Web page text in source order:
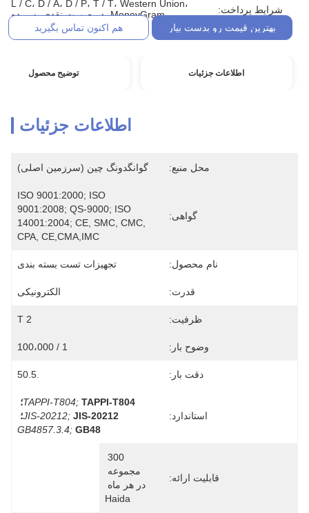
شرایط پرداخت:
L / C، D / A، D / P، T / T، Western Union،
MoneyGram، در صورت نقدی، سپرده
بهترین قیمت رو بدست بیار
هم اکنون تماس بگیرید
اطلاعات جزئیات توضیح محصول
اطلاعات جزئیات
محل منبع: گوانگدونگ چین (سرزمین اصلی)
گواهی:
ISO 9001:2000; ISO
9001:2008; QS-9000; ISO
14001:2004; CE, SMC, CMC,
CPA, CE,CMA,IMC
نام محصول: تجهیزات تست بسته بندی
قدرت: الکترونیکی
ظرفیت: 2 T
وضوح بار: 1 / 100،000
دقت بار:
استاندارد:
TAPPI-T804; TAPPI-T804؛
JIS-20212; JIS-20212؛
GB4857.3.4; GB48
قابلیت ارائه:
Haida